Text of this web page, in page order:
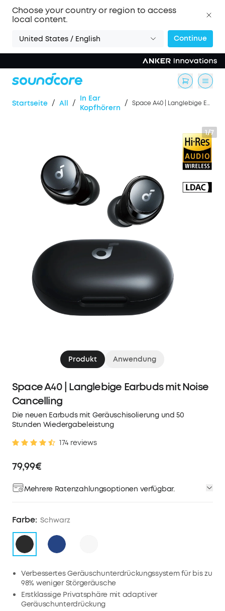
Choose your country or region to access
local content.
United States / English Continue
Startseite / All / In Ear
Kopfhörern / Space A40 | Langlebige Earbuds mit Noise Cancelling
1/7
Produkt Anwendung
Space A40 | Langlebige Earbuds mit Noise
Cancelling
Die neuen Earbuds mit Geräuschisolierung und 50
Stunden Wiedergabeleistung
174 reviews
79,99€
Mehrere Ratenzahlungsoptionen verfügbar.
Farbe: Schwarz
Verbessertes Geräuschunterdrückungssystem für bis zu
98% weniger Störgeräusche
Erstklassige Privatsphäre mit adaptiver
Geräuschunterdrückung